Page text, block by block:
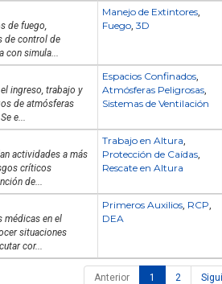
de fuego,
de control de
simula...
Manejo de Extintores
Fuego 3D
ingreso, trabajo y
de atmósferas
e...
Espacios Confinados
Atmósferas Peligrosas
Sistemas de Ventilación
actividades a más
críticos
de...
Trabajo en Altura
Protección de Caídas
Rescate en Altura
médicas en el
situaciones
cor...
Primeros Auxilios RCP
DEA
Anterior 1 2